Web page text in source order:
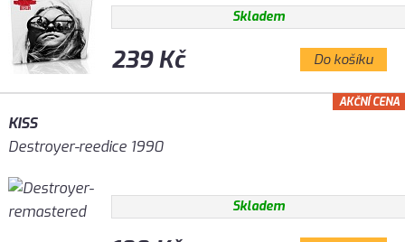
Skladem
239 Kč Do košíku
KISS
Destroyer-reedice 1990
Skladem
AKČNÍ CENA